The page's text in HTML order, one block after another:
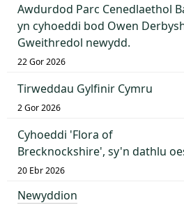
Awdurdod Parc Cenedlaethol
yn cyhoeddi bod Owen
Gweithredol newydd.
22 Gor 2026
Tirweddau Gylfinir Cymru
2 Gor 2026
Cyhoeddi 'Flora of
Brecknockshire', sy'n dathlu
20 Ebr 2026
Newyddion